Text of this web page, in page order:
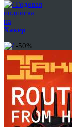
Годовая
подписка
на
Хакер
-50%